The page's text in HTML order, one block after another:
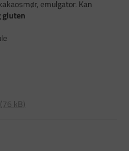
emulgator. Kan
gluten
kB)